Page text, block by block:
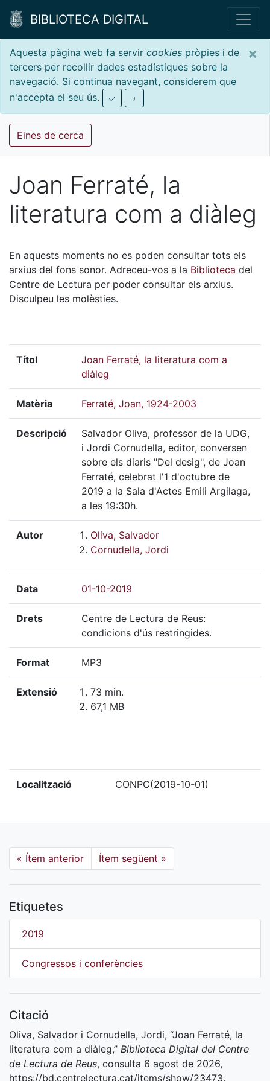
BIBLIOTECA DIGITAL
×
Aquesta pàgina web fa servir cookies pròpies i de
tercers per recollir dades estadístiques sobre la
navegació. Si continua navegant, considerem que
n'accepta el seu ús.
Eines de cerca
Joan Ferraté, la
literatura com a diàleg
En aquests moments no es poden consultar tots els
arxius del fons sonor. Adreceu-vos a la Biblioteca del
Centre de Lectura per poder consultar els arxius.
Disculpeu les molèsties.
Títol
Joan Ferraté, la literatura com a
diàleg
Matèria Ferraté, Joan, 1924-2003
Descripció
Salvador Oliva, professor de la UDG,
i Jordi Cornudella, editor, conversen
sobre els diaris "Del desig", de Joan
Ferraté, celebrat l'1 d'octubre de
2019 a la Sala d'Actes Emili Argilaga,
a les 19:30h.
Autor
Oliva, Salvador
Cornudella, Jordi
Data 01-10-2019
Drets
Centre de Lectura de Reus:
condicions d'ús restringides.
Format MP3
Extensió
73 min.
67,1 MB
Localització CONPC(2019-10-01)
« Ítem anterior Ítem següent »
Etiquetes
2019
Congressos i conferències
Citació
Oliva, Salvador i Cornudella, Jordi, “Joan Ferraté, la
literatura com a diàleg,” Biblioteca Digital del Centre
de Lectura de Reus, consulta 6 agost de 2026,
https://bd.centrelectura.cat/items/show/23473.